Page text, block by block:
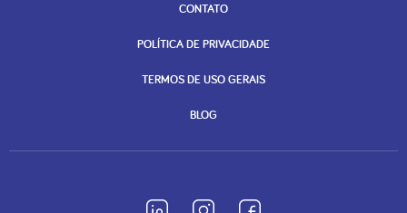
CONTATO
POLÍTICA DE PRIVACIDADE
TERMOS DE USO GERAIS
BLOG